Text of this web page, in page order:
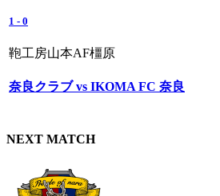
1 - 0
鞄工房山本AF橿原
奈良クラブ vs IKOMA FC 奈良
NEXT MATCH